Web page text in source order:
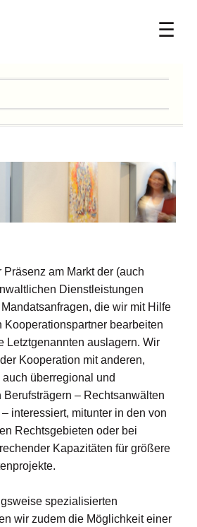
☰
Präsenz am Markt der (auch
Dienstleistungen
die wir mit Hilfe
Kooperationspartner bearbeiten
Letztgenannten auslagern. Wir
Kooperation mit anderen,
überregional und
Berufsträgern – Rechtsanwälten
interessiert, mitunter in den von
Rechtsgebieten oder bei
Kapazitäten für größere
spezialisierten
wir zudem die Möglichkeit einer